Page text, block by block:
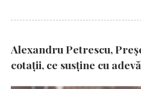
Alexandru Petrescu,
cotații, ce susține cu